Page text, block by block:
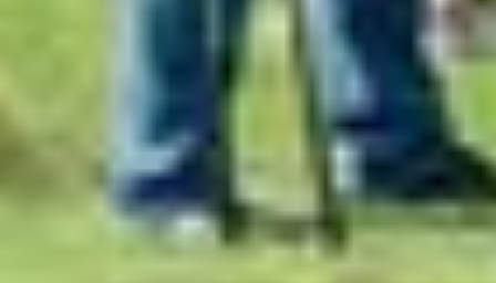
Übermittlung nicht statt. Weitere Informationen erhalten
Ausführlich informieren wir Sie darüber gerne hier: